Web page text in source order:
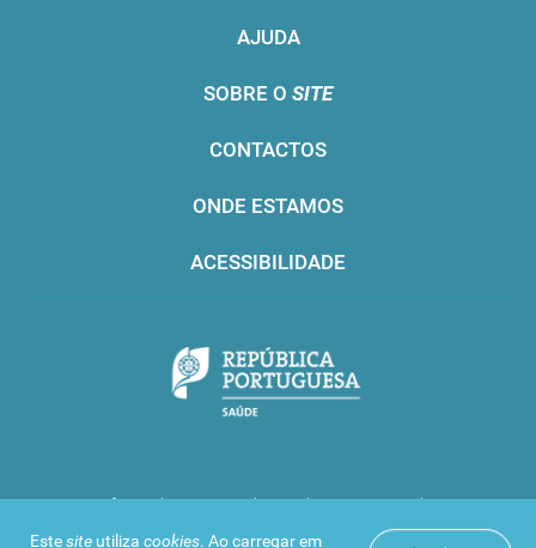
Estesite utiliza cookies. Ao carregar em
AJUDA
SOBRE O SITE
CONTACTOS
ONDE ESTAMOS
ACESSIBILIDADE
Infarmed © 2016. Todos os direitos reservados